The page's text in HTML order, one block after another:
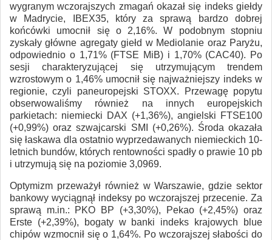
wygranym wczorajszych zmagań okazał się indeks giełdy
w Madrycie, IBEX35, który za sprawą bardzo dobrej
końcówki umocnił się o 2,16%. W podobnym stopniu
zyskały główne agregaty giełd w Mediolanie oraz Paryżu,
odpowiednio o 1,71% (FTSE MiB) i 1,70% (CAC40). Po
sesji charakteryzującej się utrzymującym trendem
wzrostowym o 1,46% umocnił się najważniejszy indeks w
regionie, czyli paneuropejski STOXX. Przewagę popytu
obserwowaliśmy również na innych europejskich
parkietach: niemiecki DAX (+1,36%), angielski FTSE100
(+0,99%) oraz szwajcarski SMI (+0,26%). Środa okazała
się łaskawa dla ostatnio wyprzedawanych niemieckich 10-
letnich bundów, których rentowności spadły o prawie 10 pb
i utrzymują się na poziomie 3,0969.
Optymizm przeważył również w Warszawie, gdzie sektor
bankowy wyciągnął indeksy po wczorajszej przecenie. Za
sprawą m.in.: PKO BP (+3,30%), Pekao (+2,45%) oraz
Erste (+2,39%), bogaty w banki indeks krajowych blue
chipów wzmocnił się o 1,64%. Po wczorajszej słabości do